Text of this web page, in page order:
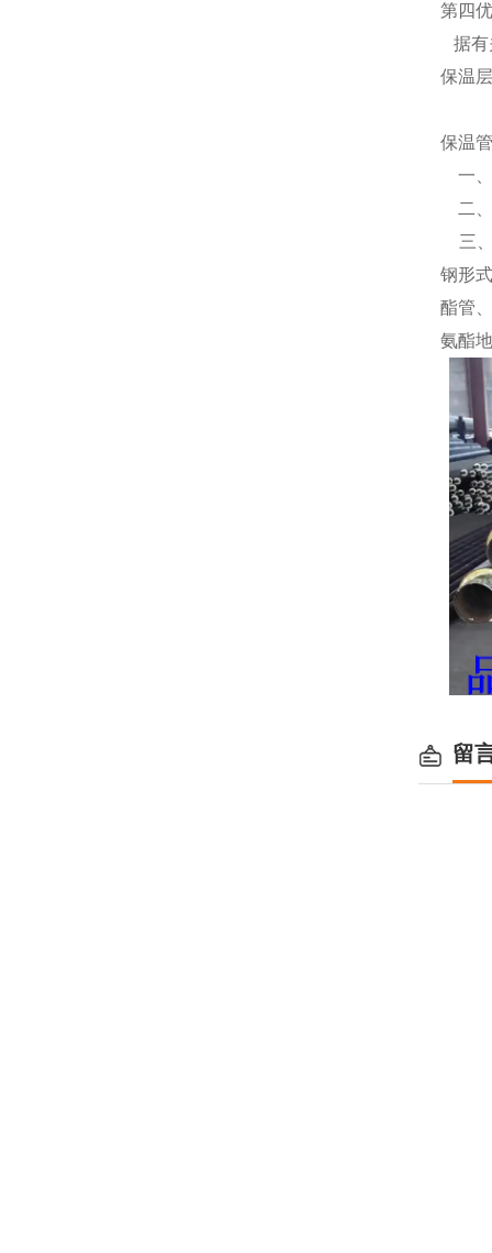
第四
据有
保温
保温
一
二、
三、
钢形
酯管
氨酯
留